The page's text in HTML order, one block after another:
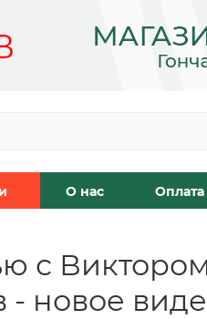
О нас Оплата
с
- новое